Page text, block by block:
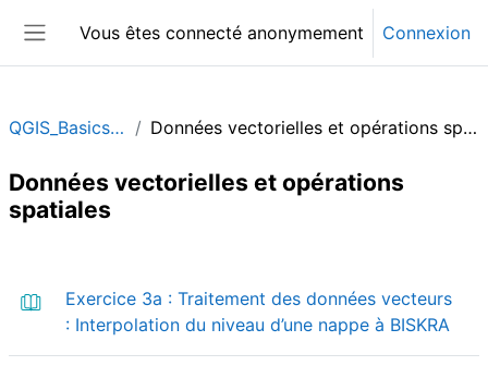
Vous êtes connecté anonymement Connexion
QGIS_Basics_FR Données vectorielles et opérations spatiales
Données vectorielles et opérations
spatiales
Exercice 3a : Traitement des données vecteurs
: Interpolation du niveau d’une nappe à BISKRA